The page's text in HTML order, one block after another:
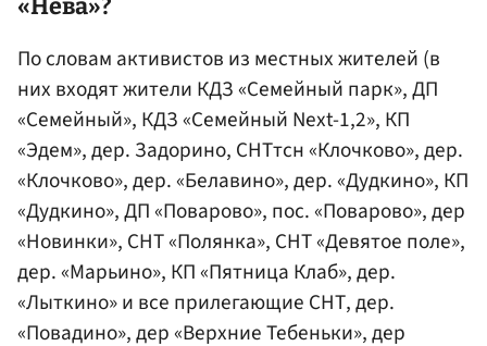
«Нева»?
По словам активистов из местных жителей (в
них входят жители КДЗ «Семейный парк», ДП
«Семейный», КДЗ «Семейный Next-1,2», КП
«Эдем», дер. Задорино, СНТтсн «Клочково», дер.
«Клочково», дер. «Белавино», дер. «Дудкино», КП
«Дудкино», ДП «Поварово», пос. «Поварово», дер
«Новинки», СНТ «Полянка», СНТ «Девятое поле»,
дер. «Марьино», КП «Пятница Клаб», дер.
«Лыткино» и все прилегающие СНТ, дер.
«Повадино», дер «Верхние Тебеньки», дер